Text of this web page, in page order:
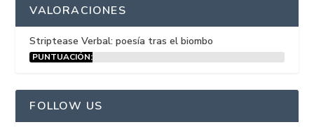
VALORACIONES
Striptease Verbal: poesía tras el biombo
PUNTUACIÓN:
FOLLOW US